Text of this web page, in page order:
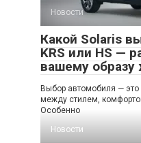
Новости
Какой Solaris
KRS или HS —
вашему образу
Выбор автомобиля —
между стилем,
Особенно
Новости